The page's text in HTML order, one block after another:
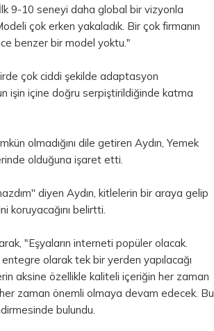
9-10 seneyi daha global bir vizyonla
çok erken yakaladık. Bir çok firmanın
benzer bir model yoktu."
çok ciddi şekilde adaptasyon
işin içine doğru serpiştirildiğinde katma
olmadığını dile getiren Aydın, Yemek
olduğuna işaret etti.
diyen Aydın, kitlelerin bir araya gelip
koruyacağını belirtti.
"Eşyaların interneti popüler olacak.
olarak tek bir yerden yapılacağı
aksine özellikle kaliteli içeriğin her zaman
zaman önemli olmaya devam edecek. Bu
bulundu.